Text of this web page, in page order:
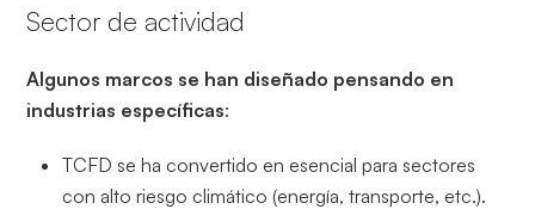
Sector de actividad
Algunos marcos se han diseñado pensando en
industrias específicas:
TCFD se ha convertido en esencial para sectores
con alto riesgo climático (energía, transporte, etc.).